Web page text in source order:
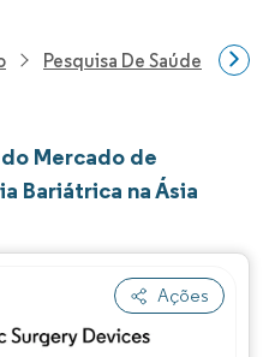
Pesquisa De Saúde
Mercado de
Bariátrica na Ásia
Ações